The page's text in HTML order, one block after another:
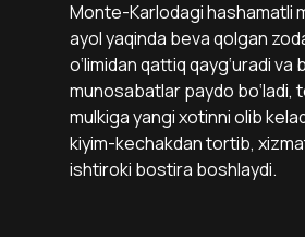
Monte-Karlodagi hashamatli
ayol yaqinda beva qolgan
o‘limidan qattiq qayg‘uradi
munosabatlar paydo bo‘ladi,
mulkiga yangi xotinni olib
kiyim-kechakdan tortib,
ishtiroki bostira boshlaydi.